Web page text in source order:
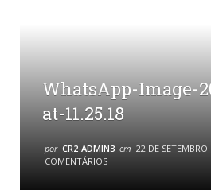
WhatsApp-Image-
at-11.25.18
por CR2-ADMIN3 em 22 DE SETEMBRO
COMENTÁRIOS